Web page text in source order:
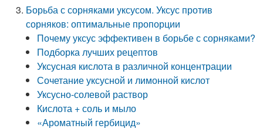
Борьба с сорняками уксусом. Уксус против
сорняков: оптимальные пропорции
Почему уксус эффективен в борьбе с сорняками?
Подборка лучших рецептов
Уксусная кислота в различной концентрации
Сочетание уксусной и лимонной кислот
Уксусно-солевой раствор
Кислота + соль и мыло
«Ароматный гербицид»